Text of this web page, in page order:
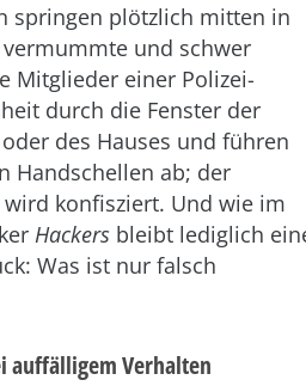
springen plötzlich mitten in
und schwer
Mitglieder einer Polizei-
durch die Fenster der
des Hauses und führen
Handschellen ab; der
konfisziert. Und wie im
Hackers bleibt lediglich
Was ist nur falsch
auffälligem Verhalten